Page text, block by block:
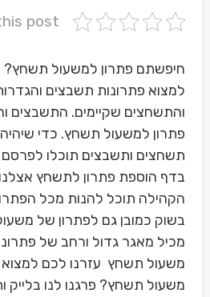
post
חיפשתם פתרון למשעול תשחץ?
למצוא פתרונות תשבצים
והתשחצים שקיימים. התשבצים
פתרון למשעול תשחץ. כדי
תשחצים ותשבצים תוכלו
בדף הוספת פתרון לתשחץ
הקהילה תוכל להנות מכל
בשוק כמובן גם לפתרון של
מכיל מאגר גדול ורחב של
משעול תשחץ עזרנו לכם
משעול תשחץ? פרגנו לנו בלייק